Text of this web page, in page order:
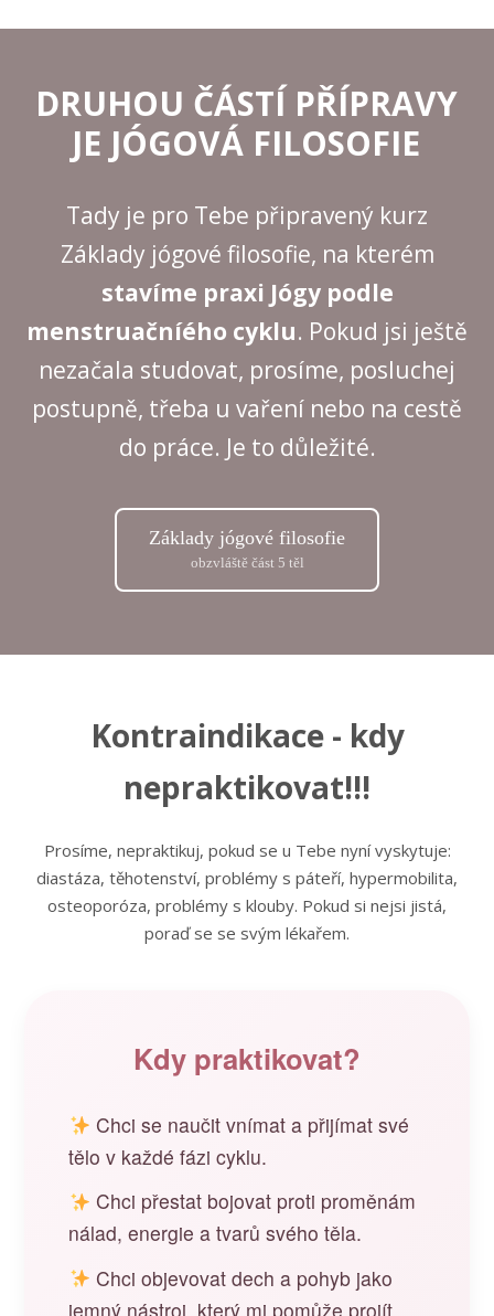
DRUHOU ČÁSTÍ PŘÍPRAVY
JE JÓGOVÁ FILOSOFIE
Tady je pro Tebe připravený kurz
Základy jógové filosofie, na kterém
stavíme praxi Jógy podle
menstruačníého cyklu. Pokud jsi ještě
nezačala studovat, prosíme, posluchej
postupně, třeba u vaření nebo na cestě
do práce. Je to důležité.
Základy jógové filosofie
obzvláště část 5 těl
Kontraindikace - kdy
nepraktikovat!!!
Prosíme, nepraktikuj, pokud se u Tebe nyní vyskytuje:
diastáza, těhotenství, problémy s páteří, hypermobilita,
osteoporóza, problémy s klouby. Pokud si nejsi jistá,
poraď se se svým lékařem.
Kdy praktikovat?
Chci se naučit vnímat a přijímat své
tělo v každé fázi cyklu.
Chci přestat bojovat proti proměnám
nálad, energie a tvarů svého těla.
Chci objevovat dech a pohyb jako
jemný nástroj, který mi pomůže projít